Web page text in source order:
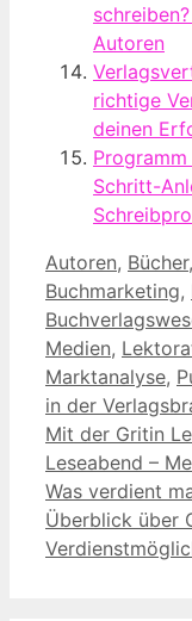
Autoren
richtige
deinen
Schritt-
Kategorien
Autoren, Bücher,
Buchmarketing,
Medien,
Marktanalyse,
in der
Mit der Gritin
Leseabend –
Was verdient
Überblick über